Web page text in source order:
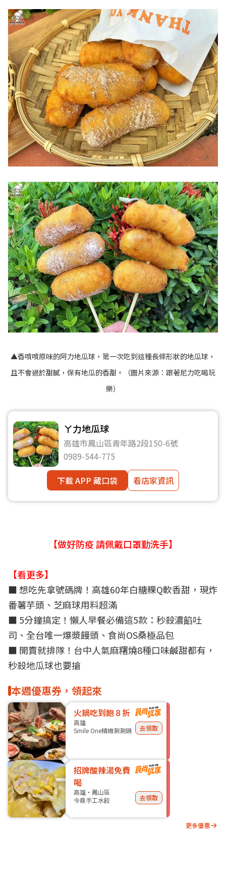
▲香噴噴原味的阿力地瓜球，第一次吃到這種長條形狀的地瓜球，
且不會過於甜膩，保有地瓜的香甜。（圖片來源： 跟著尼力吃喝玩
樂）
ㄚ力地瓜球
高雄市鳳山區青年路2段150-6號
0989-544-775
下載 APP 藏口袋
看店家資訊
【做好防疫 請佩戴口罩勤洗手】
【看更多】
■ 想吃先拿號碼牌！高雄60年白糖粿Q軟香甜，現炸
番薯芋頭、芝麻球用料超滿
■ 5分鐘搞定！懶人早餐必備這5款：秒殺濃餡吐
司、全台唯一爆漿饅頭、食尚OS桑極品包
■ 開賣就排隊！台中人氣麻糬燒8種口味鹹甜都有，
秒殺地瓜球也要搶
本週優惠券，領起來
火鍋吃到飽８折
高雄
Smile One精緻涮涮鍋
去領取
招牌酸辣湯免費
喝
高雄・鳳山區
今鼎手工水餃
去領取
更多優惠